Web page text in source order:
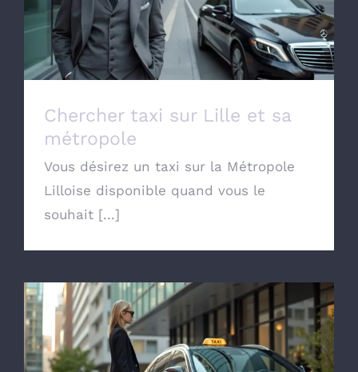
Chercher taxi sur Lille et sa métropole
Chercher taxi sur Lille et sa
métropole
Vous désirez un taxi sur la Métropole
Lilloise disponible quand vous le
souhait [...]